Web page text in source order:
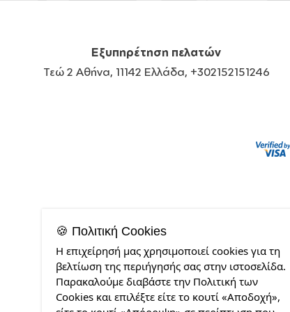
Εξυπηρέτηση πελατών
Τεώ 2 Αθήνα, 11142 Ελλάδα, +302152151246
🍪 Πολιτική Cookies
Η επιχείρησή μας χρησιμοποιεί cookies για τη
βελτίωση της περιήγησής σας στην ιστοσελίδα.
Παρακαλούμε διαβάστε την Πολιτική των
Cookies και επιλέξτε είτε το κουτί «Αποδοχή»,